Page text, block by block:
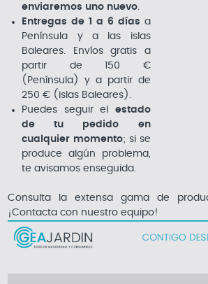
enviaremos uno nuevo.
Entregas de 1 a 6 días a
Península y a las islas
Baleares. Envíos gratis a
partir de 150 €
(Península) y a partir de
250 € (islas Baleares).
Puedes seguir el estado
de tu pedido en
cualquier momento; si se
produce algún problema,
te avisamos enseguida.
Consulta la extensa gama de
¡Contacta con nuestro equipo!